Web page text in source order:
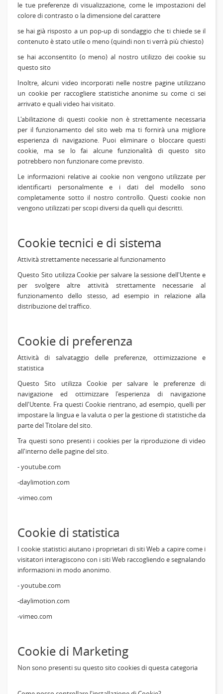
le tue preferenze di visualizzazione, come le impostazioni del
colore di contrasto o la dimensione del carattere
se hai già risposto a un pop-up di sondaggio che ti chiede se il
contenuto è stato utile o meno (quindi non ti verrà più chiesto)
se hai acconsentito (o meno) al nostro utilizzo dei cookie su
questo sito
Inoltre, alcuni video incorporati nelle nostre pagine utilizzano
un cookie per raccogliere statistiche anonime su come ci sei
arrivato e quali video hai visitato.
L'abilitazione di questi cookie non è strettamente necessaria
per il funzionamento del sito web ma ti fornirà una migliore
esperienza di navigazione. Puoi eliminare o bloccare questi
cookie, ma se lo fai alcune funzionalità di questo sito
potrebbero non funzionare come previsto.
Le informazioni relative ai cookie non vengono utilizzate per
identificarti personalmente e i dati del modello sono
completamente sotto il nostro controllo. Questi cookie non
vengono utilizzati per scopi diversi da quelli qui descritti.
Cookie tecnici e di sistema
Attività strettamente necessarie al funzionamento
Questo Sito utilizza Cookie per salvare la sessione dell'Utente e
per svolgere altre attività strettamente necessarie al
funzionamento dello stesso, ad esempio in relazione alla
distribuzione del traffico.
Cookie di preferenza
Attività di salvataggio delle preferenze, ottimizzazione e
statistica
Questo Sito utilizza Cookie per salvare le preferenze di
navigazione ed ottimizzare l'esperienza di navigazione
dell'Utente. Fra questi Cookie rientrano, ad esempio, quelli per
impostare la lingua e la valuta o per la gestione di statistiche da
parte del Titolare del sito.
Tra questi sono presenti i cookies per la riproduzione di video
all'interno delle pagine del sito.
- youtube.com
-daylimotion.com
-vimeo.com
Cookie di statistica
I cookie statistici aiutano i proprietari di siti Web a capire come i
visitatori interagiscono con i siti Web raccogliendo e segnalando
informazioni in modo anonimo.
- youtube.com
-daylimotion.com
-vimeo.com
Cookie di Marketing
Non sono presenti su questo sito cookies di questa categoria